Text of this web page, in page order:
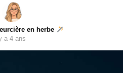
en herbe
a 4 ans